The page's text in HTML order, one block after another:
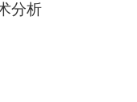
分析